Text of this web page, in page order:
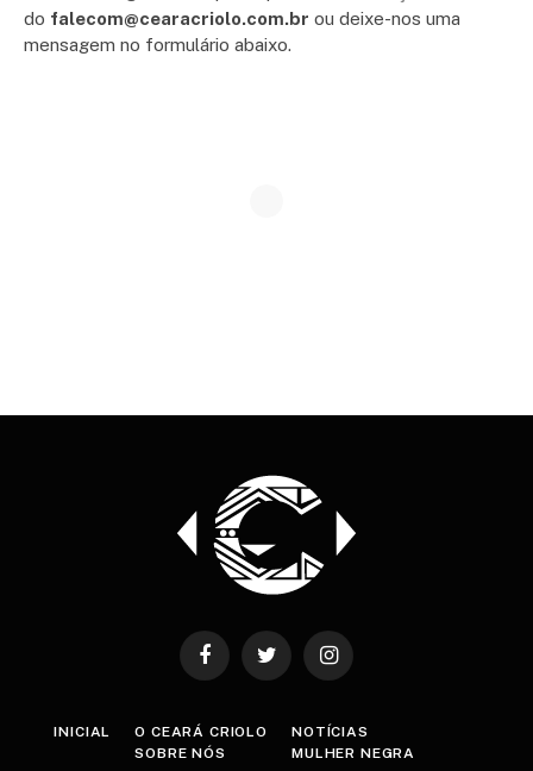
do falecom@cearacriolo.com.br ou deixe-nos uma
mensagem no formulário abaixo.
FacebookTwitter Instagram
INICIAL
O CEARÁ CRIOLO
SOBRE NÓS
NOTÍCIAS
MULHER NEGRA